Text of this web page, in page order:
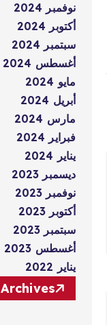
نوفمبر 2024
أكتوبر 2024
سبتمبر 2024
أغسطس 2024
مايو 2024
أبريل 2024
مارس 2024
فبراير 2024
يناير 2024
ديسمبر 2023
نوفمبر 2023
أكتوبر 2023
سبتمبر 2023
أغسطس 2023
يناير 2022
Archives